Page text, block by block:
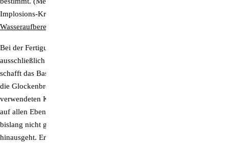
Implosions-Kristall-Torus-Wirbeltechnologie lesen Sie hier:
Wasseraufbereitung: Vom Leitungswasser zum Lebenswasser
Bei der Fertigung unserer exklusiven Wirblerduschen kommen
ausschließlich bioenergetisch hochwertige Werkstoffe zum Einsatz. So
schafft das Basis-Material der Resonanzplatte und der sieben Wirbler –
die Glockenbronze –, mit der sie umgebenden Silberlegierung und den
verwendeten Kristallen zusammen harmonische und für den Menschen
auf allen Ebenen förderliche Wechselwirkungen. Das Ergebnis ist ein
bislang nicht gekanntes Duscherlebnis, das über bloße Wellness
hinausgeht. Erfahrungen zeigen nämlich, dass manche Menschen sogar